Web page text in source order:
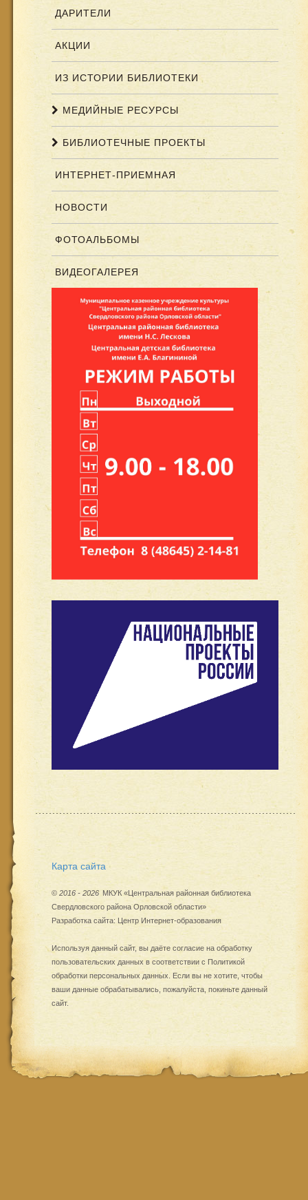
ДАРИТЕЛИ
АКЦИИ
ИЗ ИСТОРИИ БИБЛИОТЕКИ
МЕДИЙНЫЕ РЕСУРСЫ
БИБЛИОТЕЧНЫЕ ПРОЕКТЫ
ИНТЕРНЕТ-ПРИЕМНАЯ
НОВОСТИ
ФОТОАЛЬБОМЫ
ВИДЕОГАЛЕРЕЯ
Карта сайта
© 2016 - 2026 МКУК «Центральная районная библиотека
Свердловского района Орловской области»
Разработка сайта: Центр Интернет-образования
Используя данный сайт, вы даёте согласие на обработку
пользовательских данных в соответствии с Политикой
обработки персональных данных . Если вы не хотите, чтобы
ваши данные обрабатывались, пожалуйста, покиньте данный
сайт.